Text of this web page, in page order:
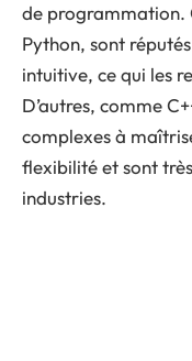
de programmation.
Python, sont
intuitive, ce qui les
D’autres, comme
complexes à
flexibilité et sont
industries.